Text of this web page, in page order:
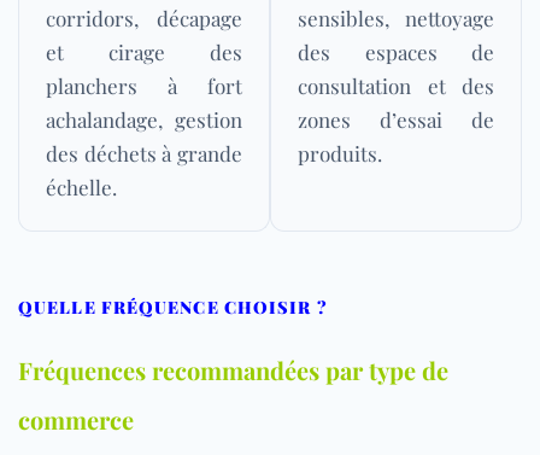
corridors, décapage
et cirage des
planchers à fort
achalandage, gestion
des déchets à grande
échelle.
sensibles, nettoyage
des espaces de
consultation et des
zones d’essai de
produits.
QUELLE FRÉQUENCE CHOISIR ?
Fréquences recommandées par type de
commerce